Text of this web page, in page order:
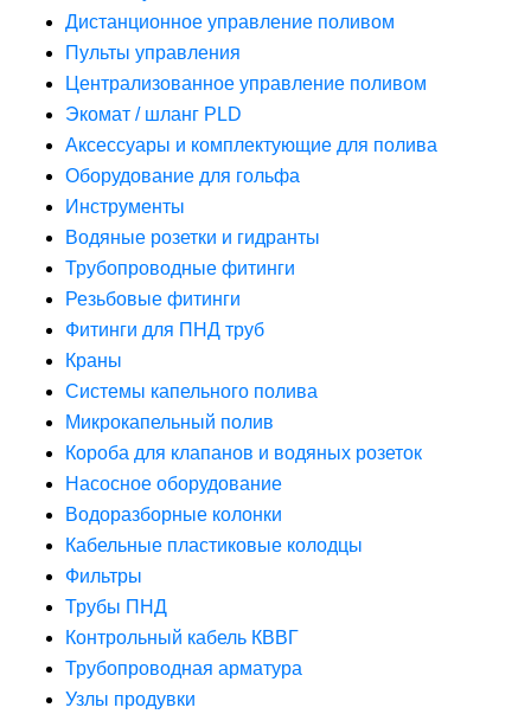
Дистанционное управление поливом
Пульты управления
Централизованное управление поливом
Экомат / шланг PLD
Аксессуары и комплектующие для полива
Оборудование для гольфа
Инструменты
Водяные розетки и гидранты
Трубопроводные фитинги
Резьбовые фитинги
Фитинги для ПНД труб
Краны
Системы капельного полива
Микрокапельный полив
Короба для клапанов и водяных розеток
Насосное оборудование
Водоразборные колонки
Кабельные пластиковые колодцы
Фильтры
Трубы ПНД
Контрольный кабель КВВГ
Трубопроводная арматура
Узлы продувки